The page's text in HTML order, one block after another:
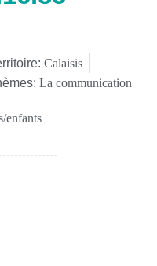
Calaisis
La communication
enfants